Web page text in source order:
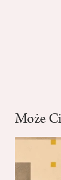
Może